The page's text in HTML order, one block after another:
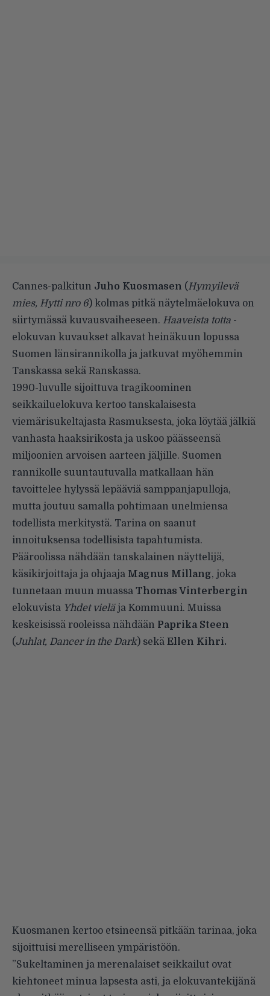
Cannes-palkitun Juho Kuosmasen (Hymyilevä
mies, Hytti nro 6) kolmas pitkä näytelmäelokuva on
siirtymässä kuvausvaiheeseen. Haaveista totta -
elokuvan kuvaukset alkavat heinäkuun lopussa
Suomen länsirannikolla ja jatkuvat myöhemmin
Tanskassa sekä Ranskassa.
1990-luvulle sijoittuva tragikoominen
seikkailuelokuva kertoo tanskalaisesta
viemärisukeltajasta Rasmuksesta, joka löytää jälkiä
vanhasta haaksirikosta ja uskoo päässeensä
miljoonien arvoisen aarteen jäljille. Suomen
rannikolle suuntautuvalla matkallaan hän
tavoittelee hylyssä lepääviä samppanjapulloja,
mutta joutuu samalla pohtimaan unelmiensa
todellista merkitystä. Tarina on saanut
innoituksensa todellisista tapahtumista.
Pääroolissa nähdään tanskalainen näyttelijä,
käsikirjoittaja ja ohjaaja Magnus Millang, joka
tunnetaan muun muassa Thomas Vinterbergin
elokuvista Yhdet vielä ja Kommuuni. Muissa
keskeisissä rooleissa nähdään Paprika Steen
(Juhlat, Dancer in the Dark) sekä Ellen Kihri.
Kuosmanen kertoo etsineensä pitkään tarinaa, joka
sijoittuisi merelliseen ympäristöön.
”Sukeltaminen ja merenalaiset seikkailut ovat
kiehtoneet minua lapsesta asti, ja elokuvantekijänä